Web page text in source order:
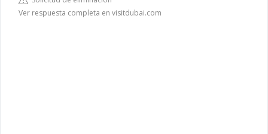
Ver respuesta completa en visitdubai.com